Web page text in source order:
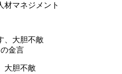
材マネジメント
金言
大胆不敵